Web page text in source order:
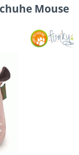
Mouse